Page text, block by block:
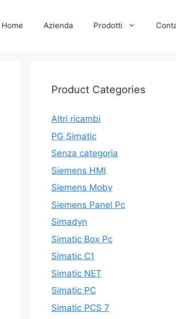
Home Azienda Prodotti
Product Categories
Altri ricambi
PG Simatic
Senza categoria
Siemens HMI
Siemens Moby
Siemens Panel Pc
Simadyn
Simatic Box Pc
Simatic C1
Simatic NET
Simatic PC
Simatic PCS 7